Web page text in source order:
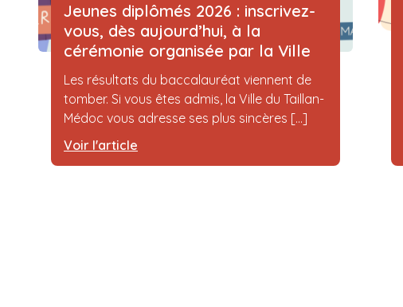
Jeunes diplômés 2026 : inscrivez-
vous, dès aujourd’hui, à la
cérémonie organisée par la Ville
Les résultats du baccalauréat viennent de
tomber. Si vous êtes admis, la Ville du Taillan-
Médoc vous adresse ses plus sincères [...]
Voir l'article